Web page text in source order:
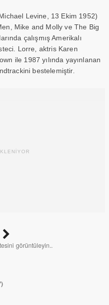
Levine, 13 Ekim 1952)
Mike and Molly ve The Big
çalışmış Amerikalı
Lorre, aktris Karen
ile 1987 yılında yayınlanan
bestelemiştir.
görüntüleyin..